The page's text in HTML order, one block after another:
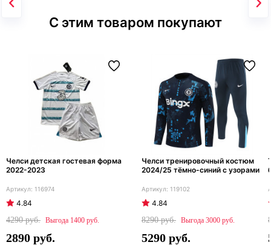
С этим товаром покупают
Челси детская гостевая форма
2022-2023
116974
4.84
4290
1400
2890
Челси тренировочный костюм
2024/25 тёмно-синий с узорами
119102
4.84
8290
3000
5290